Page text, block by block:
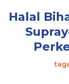
Halal